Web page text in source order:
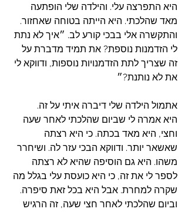
היא התפרצה עלי. והילדה שלי הופתעה
מאד שהלכתי. היא הייתה בטוחה שאחזור.
והתקשרה אלי בבכי קורע לב. ״איך לא נתת
לי הזדמנות נוספת? את תמיד מדברת על
זה שצריך לתת הזדמנויות נוספות, ודווקא לי
את לא נותנת?״
אתמול הילדה שלי דיברה איתי על זה.
היא אמרה לי שביום שהלכתי לאחר שעה
וחצי, היא מאד בכתה. כי היא רצתה
שאשאר יותר. ודווקא הבכי עזר לה. ושיחרר
משהו. היא גם הוסיפה שהיא לא רצתה
לספר לי את זה, כי היא כועסת עלי בגלל מה
שקרה למחרת. אבל היא בכל זאת סיפרה.
וביום שהלכתי לאחר חצי שעה, זה הרגיש